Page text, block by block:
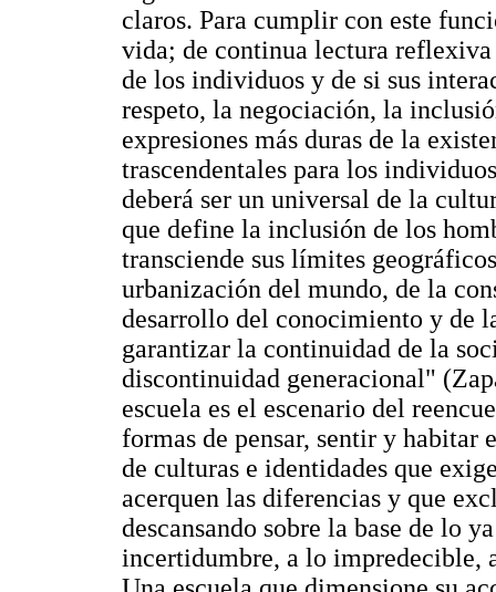
claros. Para cumplir con este
vida; de continua lectura reflexiva
de los individuos y de si sus
respeto, la negociación, la
expresiones más duras de la
trascendentales para los
deberá ser un universal de la
que define la inclusión de los
transciende sus límites
urbanización del mundo, de la
desarrollo del conocimiento y de
garantizar la continuidad de la
discontinuidad generacional"
escuela es el escenario del
formas de pensar, sentir y habitar
de culturas e identidades que
acerquen las diferencias y que
descansando sobre la base de lo
incertidumbre, a lo impredecible,